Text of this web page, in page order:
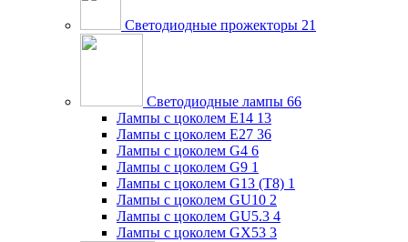
Светодиодные прожекторы 21
Светодиодные лампы 66
Лампы с цоколем E14 13
Лампы с цоколем E27 36
Лампы с цоколем G4 6
Лампы с цоколем G9 1
Лампы с цоколем G13 (Т8) 1
Лампы с цоколем GU10 2
Лампы с цоколем GU5.3 4
Лампы с цоколем GX53 3